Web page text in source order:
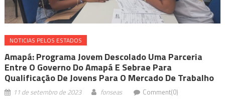
NOTICIAS PELOS ESTADOS
Amapá: Programa Jovem Descolado Uma Parceria
Entre O Governo Do Amapá E Sebrae Para
Qualificação De Jovens Para O Mercado De Trabalho
11 de setembro de 2023 fonseas Comment(0)